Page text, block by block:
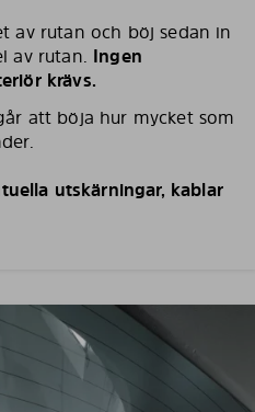
av rutan och böj sedan in
av rutan. Ingen
krävs.
att böja hur mycket som
utskärningar, kablar